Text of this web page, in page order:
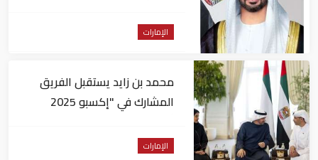
الإمارات
محمد بن زايد يستقبل الفريق
المشارك في "إكسبو 2025
معهم
الإمارات